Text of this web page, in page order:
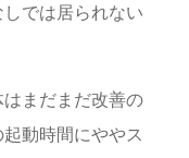
では居られない
まだまだ改善の
動時間にややス